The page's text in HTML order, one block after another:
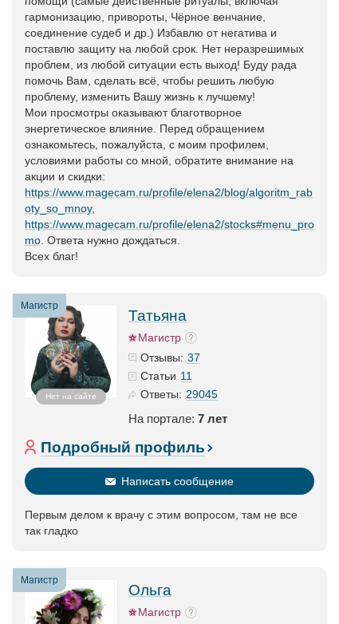
гармонизацию, привороты, Чёрное венчание,
соединение судеб и др.) Избавлю от негатива и
поставлю защиту на любой срок. Нет неразрешимых
проблем, из любой ситуации есть выход! Буду рада
помочь Вам, сделать всё, чтобы решить любую
проблему, изменить Вашу жизнь к лучшему!
Мои просмотры оказывают благотворное
энергетическое влияние. Перед обращением
ознакомьтесь, пожалуйста, с моим профилем,
условиями работы со мной, обратите внимание на
акции и скидки:
https://www.magecam.ru/profile/elena2/blog/algoritm_rab
oty_so_mnoy,
https://www.magecam.ru/profile/elena2/stocks#menu_pro
mo . Ответа нужно дождаться.
Всех благ!
Магистр
Нет на сайте
Татьяна
Магистр
Отзывы: 37
Статьи 11
Ответы: 29045
На портале: 7 лет
Подробный профиль
Написать сообщение
Первым делом к врачу с этим вопросом, там не все
так гладко
Магистр
Ольга
Магистр